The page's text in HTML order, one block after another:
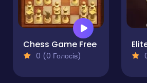
Chess Game Free
0 (0 Голосів)